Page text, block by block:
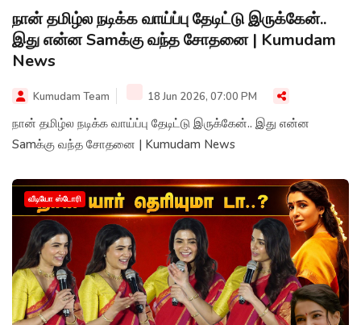
நான் தமிழ்ல நடிக்க வாய்ப்பு தேடிட்டு இருக்கேன்..
இது என்ன Samக்கு வந்த சோதனை | Kumudam
News
Kumudam Team 18 Jun 2026, 07:00 PM
நான் தமிழ்ல நடிக்க வாய்ப்பு தேடிட்டு இருக்கேன்.. இது என்ன
Samக்கு வந்த சோதனை | Kumudam News
வீடியோ ஸ்டோரி